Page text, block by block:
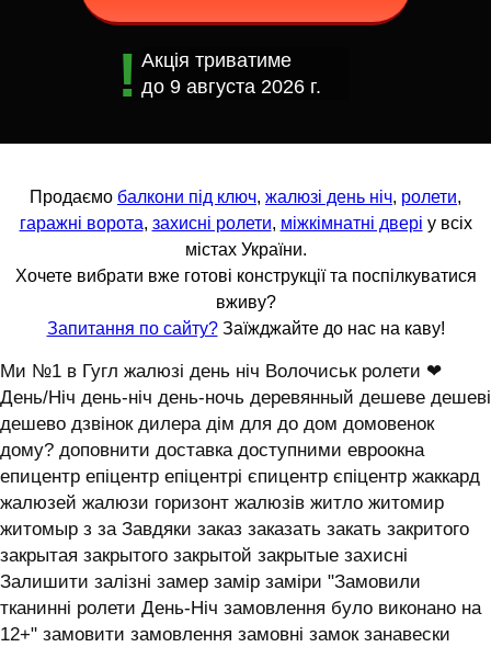
Акція триватиме
до 9 августа 2026 г.
Продаємо балкони під ключ, жалюзі день ніч, ролети,
гаражні ворота, захисні ролети, міжкімнатні двері у всіх
містах України.
Хочете вибрати вже готові конструкції та поспілкуватися
вживу?
Запитання по сайту?Заїжджайте до нас на каву!
Ми №1 в Гугл жалюзі день ніч Волочиськ ролети ❤
День/Ніч день-ніч день-ночь деревянный дешеве дешеві
дешево дзвінок дилера дім для до дом домовенок
дому? доповнити доставка доступними евроокна
епицентр епіцентр епіцентрі єпицентр єпіцентр жаккард
жалюзей жалюзи горизонт жалюзів житло житомир
житомыр з за Завдяки заказ заказать закать закритого
закрытая закрытого закрытой закрытые захисні
Залишити залізні замер замір заміри "Замовили
тканинні ролети День-Ніч замовлення було виконано на
12+" замовити замовлення замовні замок занавески